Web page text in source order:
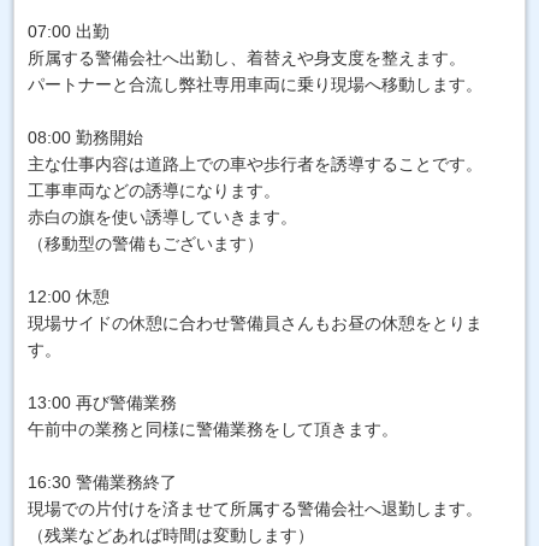
07:00 出勤
所属する警備会社へ出勤し、着替えや身支度を整えます。
パートナーと合流し弊社専用車両に乗り現場へ移動します。
08:00 勤務開始
主な仕事内容は道路上での車や歩行者を誘導することです。
工事車両などの誘導になります。
赤白の旗を使い誘導していきます。
（移動型の警備もございます）
12:00 休憩
現場サイドの休憩に合わせ警備員さんもお昼の休憩をとりま
す。
13:00 再び警備業務
午前中の業務と同様に警備業務をして頂きます。
16:30 警備業務終了
現場での片付けを済ませて所属する警備会社へ退勤します。
（残業などあれば時間は変動します）